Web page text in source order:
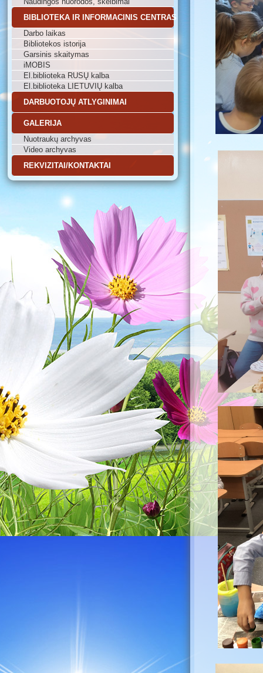
BIBLIOTEKA IR INFORMACINIS CENTRAS
Darbo laikas
Bibliotekos istorija
Garsinis skaitymas
iMOBIS
El.biblioteka RUSŲ kalba
El.biblioteka LIETUVIŲ kalba
DARBUOTOJŲ ATLYGINIMAI
GALERIJA
Nuotraukų archyvas
Video archyvas
REKVIZITAI/KONTAKTAI